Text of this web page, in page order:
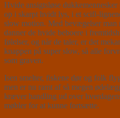
Hvide ansigtsløse
op i skarpt hvidt lys, i et scifi-
slow motion. Med bevægelser man
danner de hvide beboere i
følelser, og når de taler, er det
knappen på super slow, så alle
som graven.
Isen smelter, fiskene dør og folk
men er nu ramt af så megen
kræver handling ud over
møbler for at kunne fortsætte.